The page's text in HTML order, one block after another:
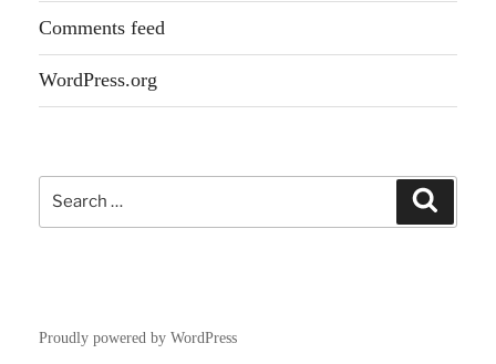
Comments feed
WordPress.org
Search
for:
Proudly powered by WordPress